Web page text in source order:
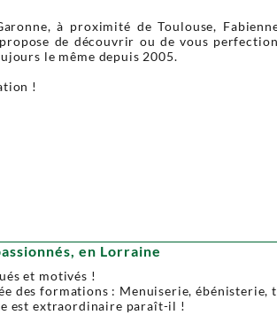
à proximité de Toulouse,
de découvrir ou de vous
le même depuis 2005.
!
en Lorraine
et motivés !
des formations : Menuiserie,
est extraordinaire paraît-il !